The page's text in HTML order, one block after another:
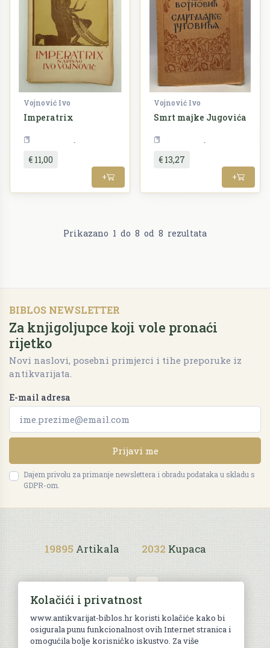
Vojnović Ivo
Imperatrix
€ 11,00
+
Vojnović Ivo
Smrt majke Jugovića
€ 13,27
+
Prikazano 1 do 8 od 8 rezultata
BIBLOS NEWSLETTER
Za knjigoljupce koji vole pronaći
rijetko
Novi naslovi, posebni primjerci i tihe preporuke iz
antikvarijata.
E-mail adresa
Prijavi me
Dajem privolu za primanje newslettera i obradu podataka u skladu s
GDPR-om.
19895 Artikala 2032 Kupaca
Uvjeti kupnje
Kolačići i privatnost
www.antikvarijat-biblos.hr koristi kolačiće kako bi
osigurala punu funkcionalnost ovih Internet stranica i
omogućila bolje korisničko iskustvo. Za više